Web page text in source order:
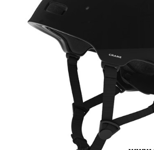
Impressum
Zum Onlineshop in der Web Version